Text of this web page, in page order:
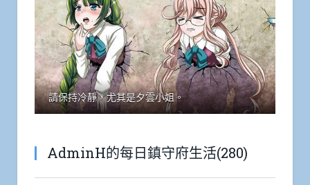
請保持冷靜，尤其是夕雲小姐。
AdminH的每日鎮守府生活(280)